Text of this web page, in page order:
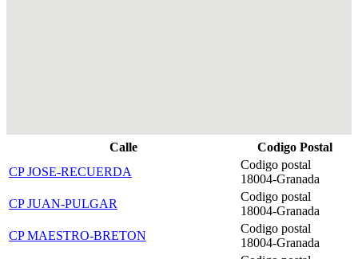
Calle
Codigo Postal
CP JOSE-RECUERDA
Codigo postal
18004-Granada
CP JUAN-PULGAR
Codigo postal
18004-Granada
CP MAESTRO-BRETON
Codigo postal
18004-Granada